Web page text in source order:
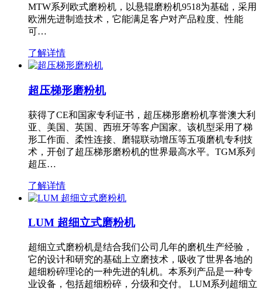
MTW系列欧式磨粉机，以悬辊磨粉机9518为基础，采用
欧洲先进制造技术，它能满足客户对产品粒度、性能
可…
了解详情
超压梯形磨粉机
获得了CE和国家专利证书，超压梯形磨粉机享誉澳大利
亚、美国、英国、西班牙等客户国家。该机型采用了梯
形工作面、柔性连接、磨辊联动增压等五项磨机专利技
术，开创了超压梯形磨粉机的世界最高水平。TGM系列
超压…
了解详情
LUM 超细立式磨粉机
超细立式磨粉机是结合我们公司几年的磨机生产经验，
它的设计和研究的基础上立磨技术，吸收了世界各地的
超细粉碎理论的一种先进的轧机。本系列产品是一种专
业设备，包括超细粉碎，分级和交付。 LUM系列超细立